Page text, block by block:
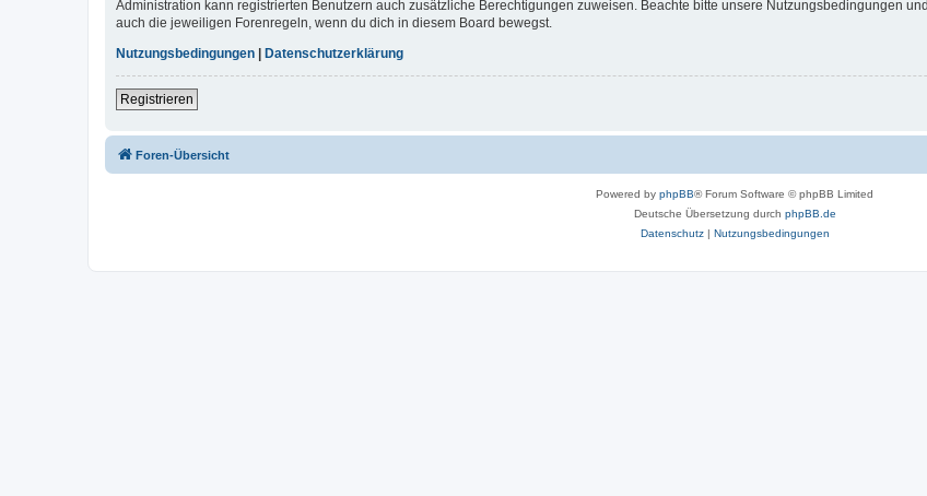
Administration kann registrierten Benutzern auch zusätzliche Berechtigungen zuweisen. Beachte bitte unsere Nutzungsbedingungen
auch die jeweiligen Forenregeln, wenn du dich in diesem Board bewegst.
Nutzungsbedingungen | Datenschutzerklärung
Registrieren
Foren-Übersicht
Powered by phpBB® Forum Software © phpBB Limited
Deutsche Übersetzung durch phpBB.de
Datenschutz| Nutzungsbedingungen